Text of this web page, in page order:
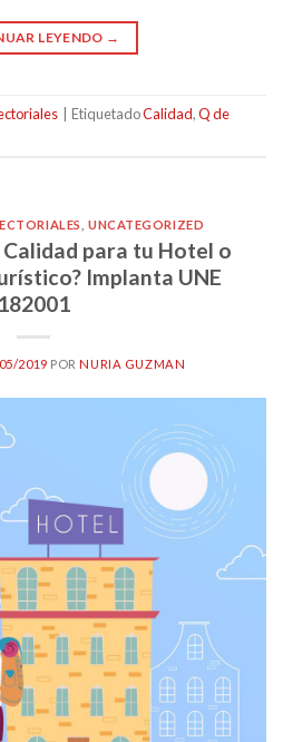
LEYENDO →
EtiquetadoCalidad,Q de
UNCATEGORIZED
para tu Hotel o
Implanta UNE
182001
2019 PORNURIA GUZMAN